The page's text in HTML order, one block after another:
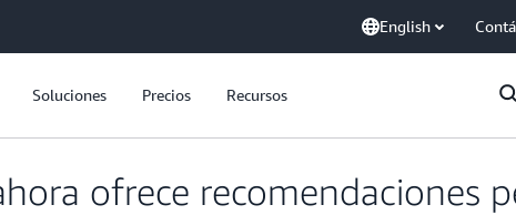
English
Soluciones Precios Recursos
ofrece recomendaciones